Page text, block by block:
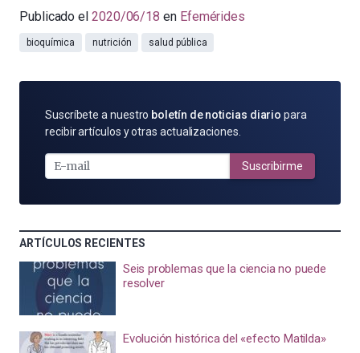
Publicado el 2020/06/18 en Efemérides
bioquímica nutrición salud pública
SUSCRÍBETE
POR
MAIL
Suscríbete a nuestro boletín de noticias diario para
recibir artículos y otras actualizaciones.
Suscribirme
ARTÍCULOS RECIENTES
Seis problemas que la ciencia no puede
resolver
Evolución histórica del «efecto Matilda»